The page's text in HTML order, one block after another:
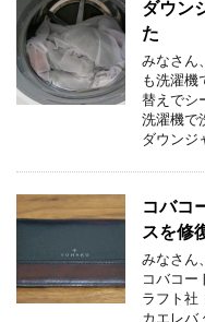
ダウン
た
みなさん
も洗濯機
替えでシ
洗濯機で
ダウン
コバコ
スを修
みなさん
コバコー
ラフト社
カエレバ